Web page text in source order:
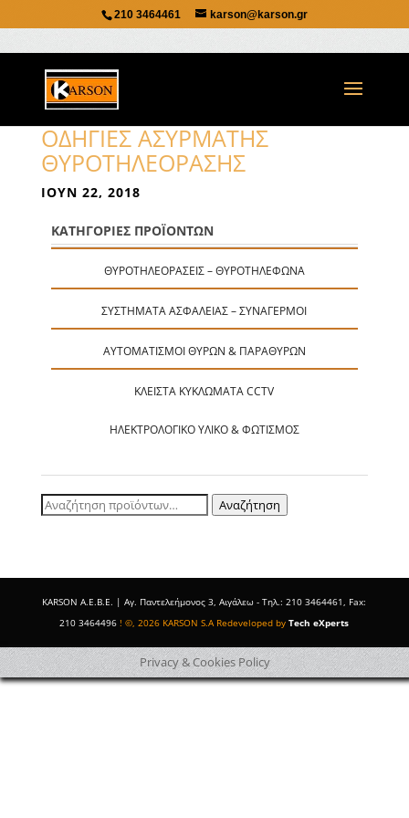
210 3464461 karson@karson.gr
ΟΔΗΓΊΕΣ ΑΣΎΡΜΑΤΗΣ
ΘΥΡΟΤΗΛΕΌΡΑΣΗΣ
ΙΟΎΝ 22, 2018
ΚΑΤΗΓΟΡΙΕΣ ΠΡΟΪΟΝΤΩΝ
ΘΥΡΟΤΗΛΕΟΡΆΣΕΙΣ – ΘΥΡΟΤΗΛΈΦΩΝΑ
ΣΥΣΤΉΜΑΤΑ ΑΣΦΑΛΕΊΑΣ – ΣΥΝΑΓΕΡΜΟΊ
ΑΥΤΟΜΑΤΙΣΜΟΊ ΘΥΡΏΝ & ΠΑΡΑΘΎΡΩΝ
ΚΛΕΙΣΤΆ ΚΥΚΛΏΜΑΤΑ CCTV
ΗΛΕΚΤΡΟΛΟΓΙΚΌ ΥΛΙΚΌ & ΦΩΤΙΣΜΌΣ
Αναζήτηση
Αναζήτηση
ΚΑRSOΝ Α.E.B.E. | Αγ. Παντελεήμονος 3, Αιγάλεω - Τηλ.: 210 3464461, Fax:
210 3464496 ! ©, 2026 KARSON S.A Redeveloped byTech eXperts
Privacy & Cookies Policy